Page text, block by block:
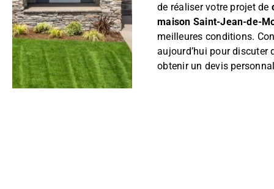
de réaliser votre projet de
maison Saint-Jean-de-
meilleures conditions.
aujourd’hui pour discuter
obtenir un devis